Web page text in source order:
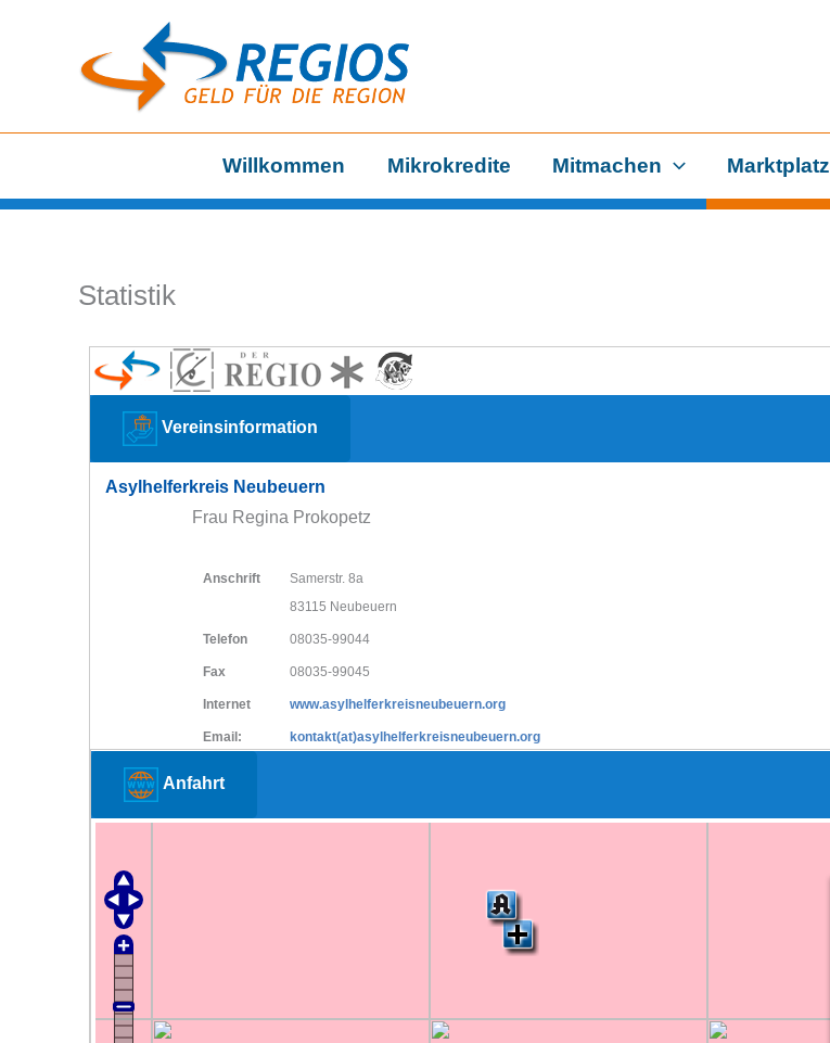
Willkommen Mikrokredite Mitmachen Marktplatz
Statistik
Vereinsinformation
Asylhelferkreis Neubeuern
Frau Regina Prokopetz
Anschrift
Samerstr. 8a
83115 Neubeuern
Telefon 08035-99044
Fax 08035-99045
Internet www.asylhelferkreisneubeuern.org
Email: kontakt(at)asylhelferkreisneubeuern.org
Anfahrt